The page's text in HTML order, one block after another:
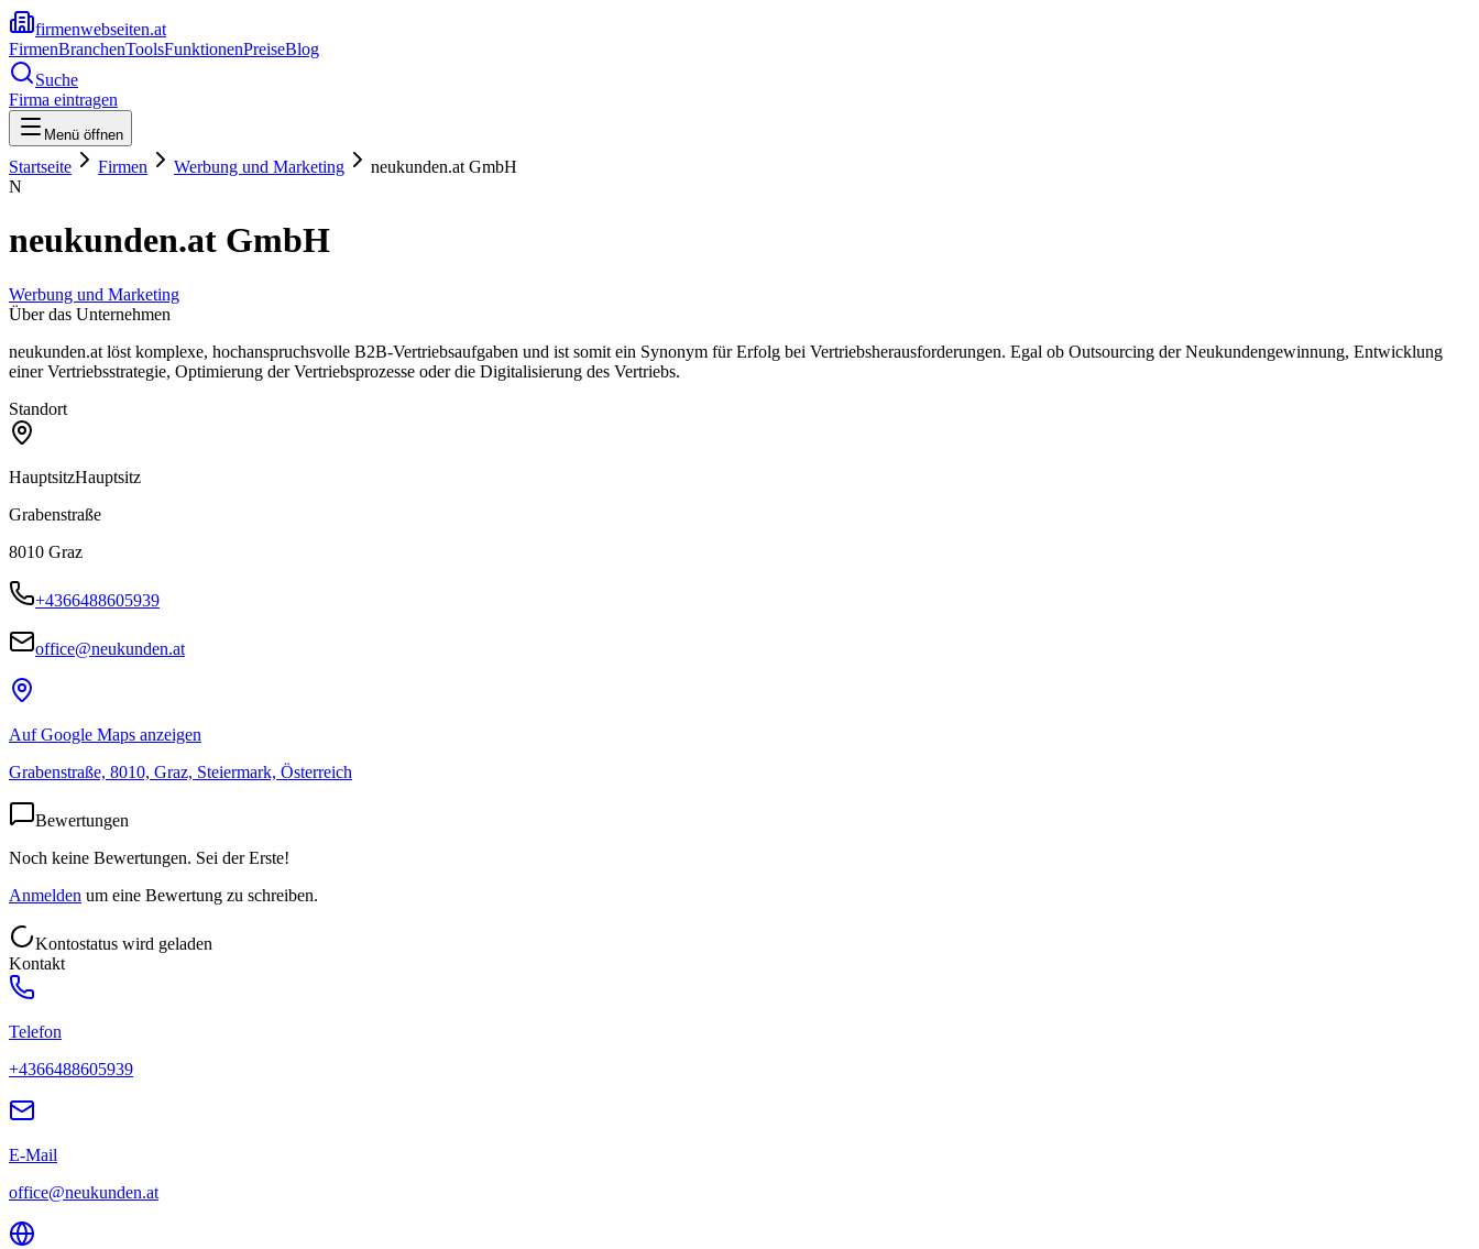
firmenwebseiten.at
FirmenBranchenToolsFunktionenPreiseBlog
Suche
Firma eintragen
Menü öffnen
Startseite Firmen Werbung und Marketing
neukunden.at GmbH
N
neukunden.at GmbH
Werbung und Marketing
Über das Unternehmen
neukunden.at löst komplexe, hochanspruchsvolle B2B-Vertriebsaufgaben und ist somit ein Synonym für Erfolg bei Vertriebsherausforderungen. Egal ob Outsourcing der Neukundengewinnung, Entwicklung
einer Vertriebsstrategie, Optimierung der Vertriebsprozesse oder die Digitalisierung des Vertriebs.
Standort
HauptsitzHauptsitz
Grabenstraße
8010 Graz
+4366488605939
office@neukunden.at
Auf Google Maps anzeigen
Grabenstraße, 8010, Graz, Steiermark, Österreich
Bewertungen
Noch keine Bewertungen. Sei der Erste!
Anmelden um eine Bewertung zu schreiben.
Kontostatus wird geladen
Kontakt
Telefon
+4366488605939
E-Mail
office@neukunden.at